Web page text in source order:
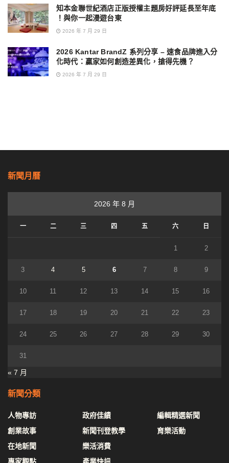
知本金聯世紀酒店正版授權主題房好評延長至年底
！與你一起漫遊台東
2026 年 7 月 29 日
2026 Kantar BrandZ 系列分享 – 速食品牌進入分
化時代：贏家如何創造差異化，搶得先機？
2026 年 7 月 29 日
新聞月曆
2026 年 8 月
一 二 三 四 五 六 日
1 2
3 4 5 6 7 8 9
10 11 12 13 14 15 16
17 18 19 20 21 22 23
24 25 26 27 28 29 30
31
« 7 月
新聞分類
人物專訪
創業故事
在地新聞
專家觀點
政府佳績
新聞刊登教學
樂活消費
產業快訊
編輯精選新聞
育樂活動